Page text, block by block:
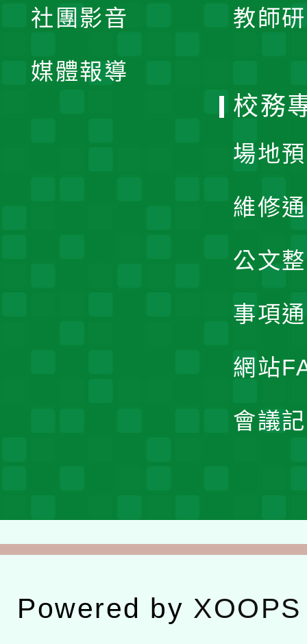
教師
社團影音
媒體報導
校務
場地
維修
公文
事項
網站
會議
Powered by XOOPS